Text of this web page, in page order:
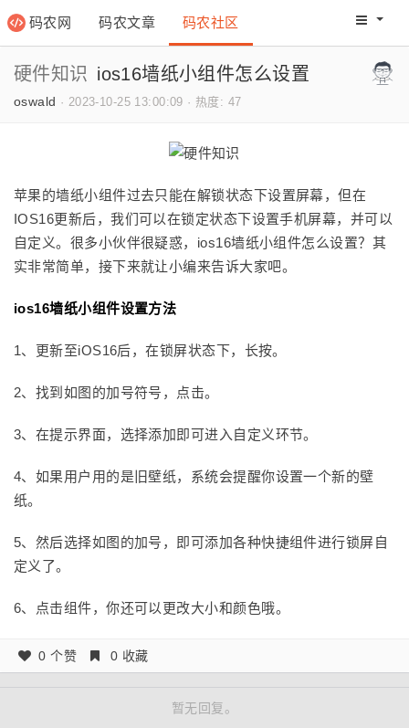
码农网 码农文章 码农社区 码农网
硬件知识 ios16墙纸小组件怎么设置
oswald · 2023-10-25 13:00:09 · 热度: 47
苹果的墙纸小组件过去只能在解锁状态下设置屏幕，但在
IOS16更新后，我们可以在锁定状态下设置手机屏幕，并可以
自定义。很多小伙伴很疑惑，ios16墙纸小组件怎么设置？其
实非常简单，接下来就让小编来告诉大家吧。
ios16墙纸小组件设置方法
1、更新至iOS16后，在锁屏状态下，长按。
2、找到如图的加号符号，点击。
3、在提示界面，选择添加即可进入自定义环节。
4、如果用户用的是旧壁纸，系统会提醒你设置一个新的壁
纸。
5、然后选择如图的加号，即可添加各种快捷组件进行锁屏自
定义了。
6、点击组件，你还可以更改大小和颜色哦。
0 个赞 0 收藏
暂无回复。